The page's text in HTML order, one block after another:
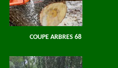
COUPE ARBRES 68